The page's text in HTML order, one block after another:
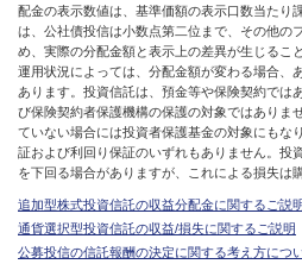
配金の表示数値は、基準価額の表示口数当たり
は、公社債投信は小数点第二位まで、その他の
め、実際の分配金額と表示上の差異が生じるこ
運用状況によっては、分配金額が変わる場合、
あります。投資信託は、預金等や保険契約では
び保険契約者保護機構の保護の対象ではありま
ていない場合には投資者保護基金の対象にもな
証および利回り保証のいずれもありません。投
を下回る場合がありますが、これによる損失は
追加型株式投資信託の収益分配金に関するご説明
通貨選択型投資信託の収益/損失に関するご説明
公募投信の信託報酬の決定に関する考え方につ